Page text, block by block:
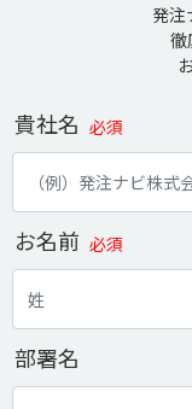
発注
徹
貴社名 必須
お名前 必須
部署名